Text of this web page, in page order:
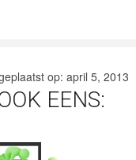
op:april 5, 2013
EENS: